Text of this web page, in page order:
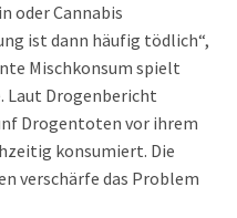
oder Cannabis
ist dann häufig tödlich“,
Mischkonsum spielt
Laut Drogenbericht
Drogentoten vor ihrem
konsumiert. Die
verschärfe das Problem